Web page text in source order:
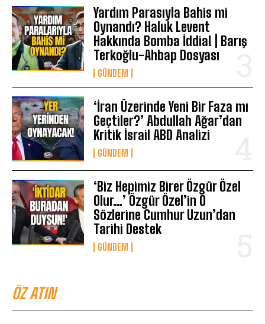
Yardım Parasıyla Bahis mi
Oynandı? Haluk Levent
Hakkında Bomba İddia! | Barış
Terkoğlu-Ahbap Dosyası
GÜNDEM
‘İran Üzerinde Yeni Bir Faza mı
Geçtiler?’ Abdullah Ağar’dan
Kritik İsrail ABD Analizi
GÜNDEM
‘Biz Hepimiz Birer Özgür Özel
Olur…’ Özgür Özel’in O
Sözlerine Cumhur Uzun’dan
Tarihi Destek
GÜNDEM
ÖZ ATIN